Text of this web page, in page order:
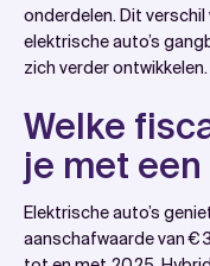
onderdelen. Dit
elektrische auto’s
zich verder ontwikkelen.
Welke
je met
Elektrische auto’s
aanschafwaarde van €